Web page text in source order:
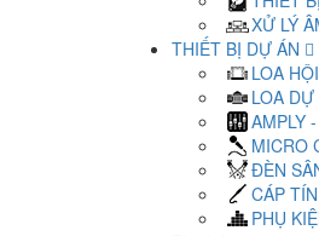
XỬ LÝ
THIẾT BỊ DỰ ÁN
LOA
LOA
AMPLY
MICRO
ĐÈN
CÁP
PHỤ